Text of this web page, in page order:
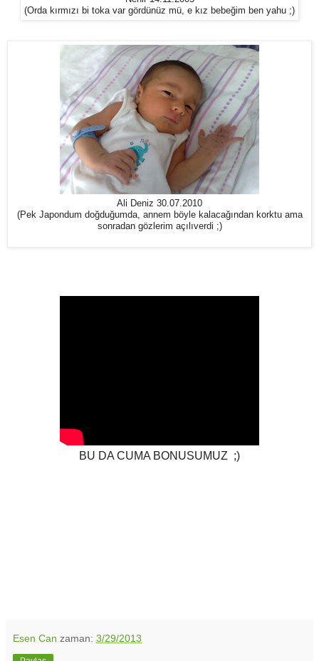
(Orda kırmızı bi toka var gördünüz mü, e kız bebeğim ben yahu ;)
Ali Deniz 30.07.2010
(Pek Japondum doğduğumda, annem böyle kalacağından korktu ama
sonradan gözlerim açılıverdi ;)
BU DA CUMA BONUSUMUZ ;)
Esen Can zaman: 3/29/2013